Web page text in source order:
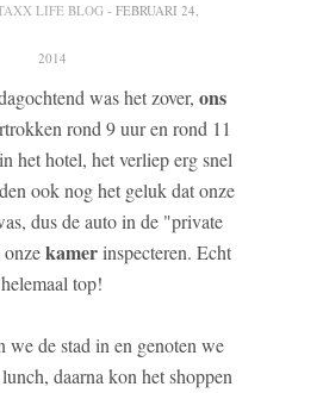
LIFE BLOG- FEBRUARI 24,
2014
was het zover,ons
rond 9 uur en rond 11
het hotel, het verliep erg snel
ook nog het geluk dat onze
dus de auto in de "private
onzekamerinspecteren. Echt
helemaal top!
we de stad in en genoten we
daarna kon het shoppen